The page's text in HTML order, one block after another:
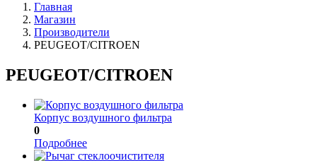
Главная
Магазин
Производители
PEUGEOT/CITROEN
PEUGEOT/CITROEN
Корпус воздушного фильтра
0
Подробнее